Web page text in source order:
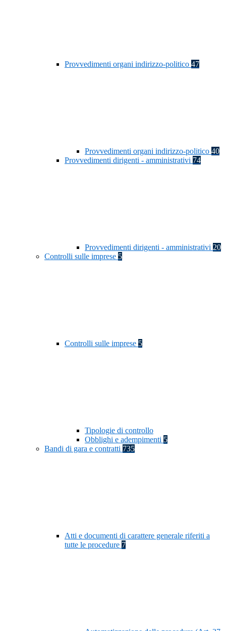
Provvedimenti organi indirizzo-politico 47
Provvedimenti organi indirizzo-politico 40
Provvedimenti dirigenti - amministrativi 74
Provvedimenti dirigenti - amministrativi 20
Controlli sulle imprese 5
Controlli sulle imprese 5
Tipologie di controllo
Obblighi e adempimenti 5
Bandi di gara e contratti 735
Atti e documenti di carattere generale riferiti a
tutte le procedure 7